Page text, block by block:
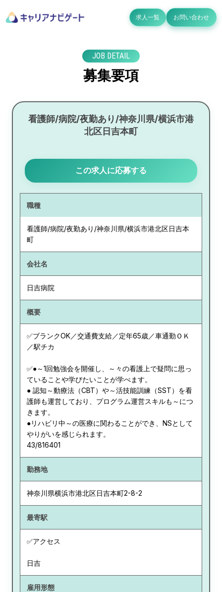
求人一覧 お問い合わせ
JOB DETAIL
募集要項
看護師/病院/夜勤あり/神奈川県/横浜市港
北区日吉本町
この求人に応募する
職種
看護師/病院/夜勤あり/神奈川県/横浜市港北区日吉本
町
会社名
日吉病院
概要
✅ブランクOK／交通費支給／定年65歳／車通勤ＯＫ
／駅チカ
✅●～1回勉強会を開催し、～々の看護上で疑問に思っ
ていることや学びたいことが学べます。
● 認知～動療法（CBT）や～活技能訓練（SST）を看
護師も運営しており、プログラム運営スキルも～につ
きます。
●リハビリ中～の医療に関わることができ、NSとして
やりがいを感じられます。
43/816401
勤務地
神奈川県横浜市港北区日吉本町2-8-2
最寄駅
✅アクセス
日吉
雇用形態